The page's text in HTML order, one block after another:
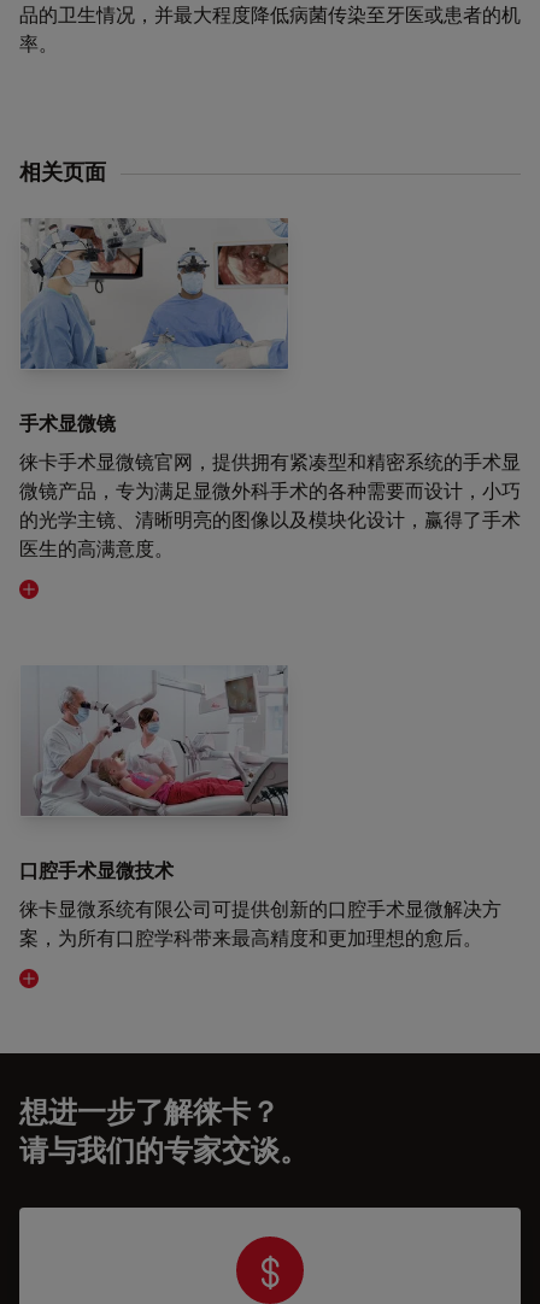
品的卫生情况，并最大程度降低病菌传染至牙医或患者的机
率。
相关页面
手术显微镜
徕卡手术显微镜官网，提供拥有紧凑型和精密系统的手术显
微镜产品，专为满足显微外科手术的各种需要而设计，小巧
的光学主镜、清晰明亮的图像以及模块化设计，赢得了手术
医生的高满意度。
Visit related page
口腔手术显微技术
徕卡显微系统有限公司可提供创新的口腔手术显微解决方
案，为所有口腔学科带来最高精度和更加理想的愈后。
Visit related page
想进一步了解徕卡？
请与我们的专家交谈。